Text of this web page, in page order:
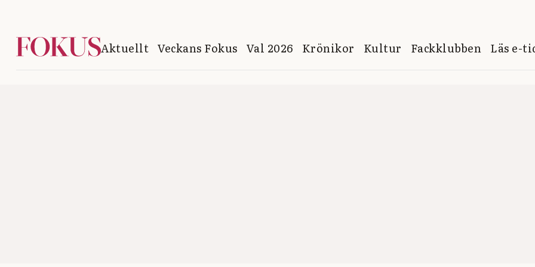
Aktuellt Veckans Fokus Val 2026 Krönikor Kultur Fackklubben Läs e-